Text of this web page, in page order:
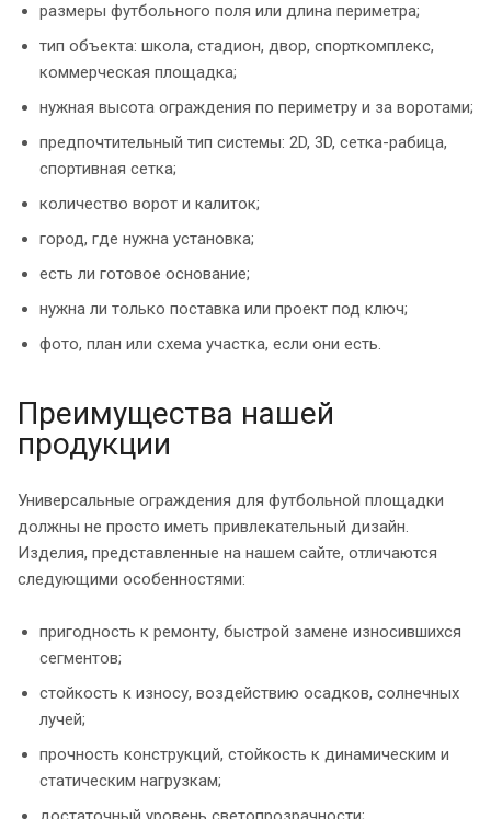
размеры футбольного поля или длина периметра;
тип объекта: школа, стадион, двор, спорткомплекс,
коммерческая площадка;
нужная высота ограждения по периметру и за воротами;
предпочтительный тип системы: 2D, 3D, сетка-рабица,
спортивная сетка;
количество ворот и калиток;
город, где нужна установка;
есть ли готовое основание;
нужна ли только поставка или проект под ключ;
фото, план или схема участка, если они есть.
Преимущества нашей
продукции
Универсальные ограждения для футбольной площадки
должны не просто иметь привлекательный дизайн.
Изделия, представленные на нашем сайте, отличаются
следующими особенностями:
пригодность к ремонту, быстрой замене износившихся
сегментов;
стойкость к износу, воздействию осадков, солнечных
лучей;
прочность конструкций, стойкость к динамическим и
статическим нагрузкам;